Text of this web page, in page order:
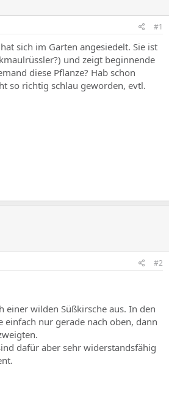
#1
sich im Garten angesiedelt. Sie ist
und zeigt beginnende
diese Pflanze? Hab schon
so richtig schlau geworden, evtl.
#2
einer wilden Süßkirsche aus. In den
einfach nur gerade nach oben, dann
dafür aber sehr widerstandsfähig